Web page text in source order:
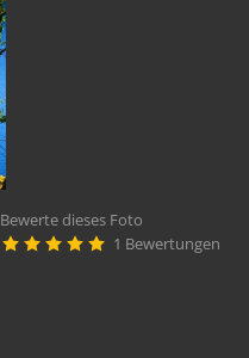
Bewerte dieses Foto
     1 Bewertungen